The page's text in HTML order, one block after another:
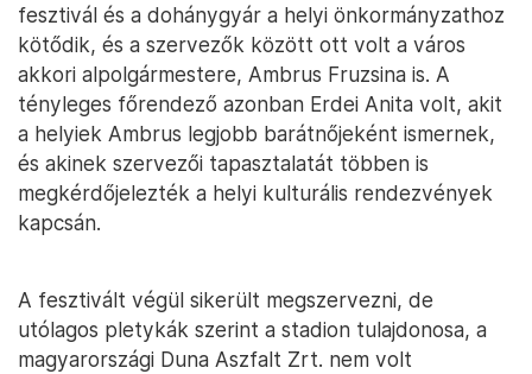
fesztivál és a dohánygyár a helyi önkormányzathoz
kötődik, és a szervezők között ott volt a város
akkori alpolgármestere, Ambrus Fruzsina is. A
tényleges főrendező azonban Erdei Anita volt, akit
a helyiek Ambrus legjobb barátnőjeként ismernek,
és akinek szervezői tapasztalatát többen is
megkérdőjelezték a helyi kulturális rendezvények
kapcsán.
A fesztivált végül sikerült megszervezni, de
utólagos pletykák szerint a stadion tulajdonosa, a
magyarországi Duna Aszfalt Zrt. nem volt